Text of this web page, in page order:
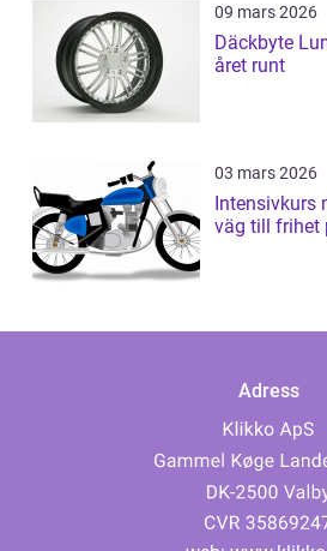
09 mars 2026
Däckbyte
året runt
03 mars 2026
Intensivkurs
väg till frihet
Adress